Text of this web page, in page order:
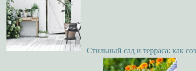
Стильный сад и терраса: как